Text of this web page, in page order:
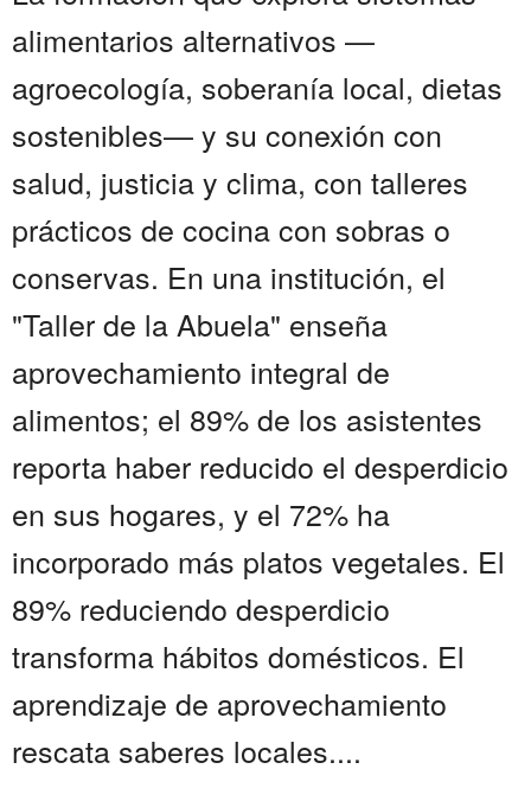
alimentarios alternativos —
agroecología, soberanía local, dietas
sostenibles— y su conexión con
salud, justicia y clima, con talleres
prácticos de cocina con sobras o
conservas. En una institución, el
"Taller de la Abuela" enseña
aprovechamiento integral de
alimentos; el 89% de los asistentes
reporta haber reducido el desperdicio
en sus hogares, y el 72% ha
incorporado más platos vegetales. El
89% reduciendo desperdicio
transforma hábitos domésticos. El
aprendizaje de aprovechamiento
rescata saberes locales....